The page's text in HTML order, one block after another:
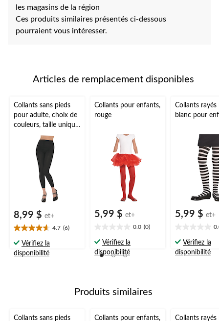
les magasins de la région
Ces produits similaires présentés ci-dessous
pourraient vous intéresser.
Articles de remplacement disponibles
Collants sans pieds
pour adulte, choix de
couleurs, taille unique,
accessoire de
costume à porter
pour l'Halloween
8,99 $ et+
4.7 (6)
4.7
étoile(s)
sur
Vérifiez la
disponibilité
Collants pour enfants,
rouge
5,99 $ et+
0.0 (0)
étoile(s)
sur
5.
Vérifiez la
disponibilité
Collants rayés
blanc pour
5,99 $ et+
étoile(s)
sur
Vérifiez la
disponibilité
Produits similaires
Collants sans pieds
Collants pour enfants,
Collants rayés